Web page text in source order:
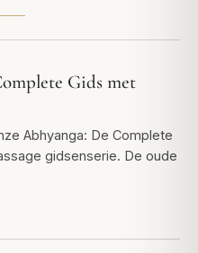
Gids met
Abhyanga: De Complete
gidsenserie. De oude